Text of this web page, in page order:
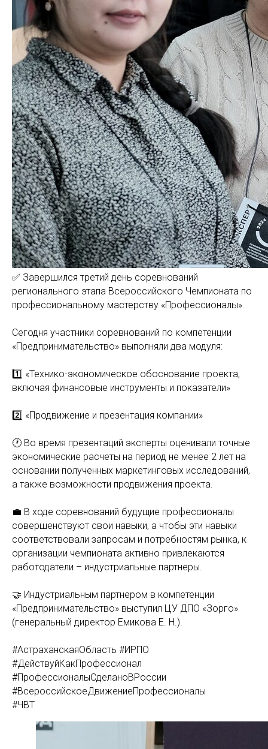
✅ Завершился третий день соревнований
регионального этапа Всероссийского Чемпионата по
профессиональному мастерству «Профессионалы».
Сегодня участники соревнований по компетенции
«Предпринимательство» выполняли два модуля:
1️⃣ «Технико-экономическое обоснование проекта,
включая финансовые инструменты и показатели»
2️⃣ «Продвижение и презентация компании»
🕐 Во время презентаций эксперты оценивали точные
экономические расчеты на период не менее 2 лет на
основании полученных маркетинговых исследований,
а также возможности продвижения проекта.
💼 В ходе соревнований будущие профессионалы
совершенствуют свои навыки, а чтобы эти навыки
соответствовали запросам и потребностям рынка, к
организации чемпионата активно привлекаются
работодатели – индустриальные партнеры.
🤝 Индустриальным партнером в компетенции
«Предпринимательство» выступил ЦУ ДПО «Зорго»
(генеральный директор Емикова Е. Н.).
#АстраханскаяОбласть #ИРПО
#ДействуйКакПрофессионал
#ПрофессионалыСделаноВРоссии
#ВсероссийскоеДвижениеПрофессионалы
#ЧВТ